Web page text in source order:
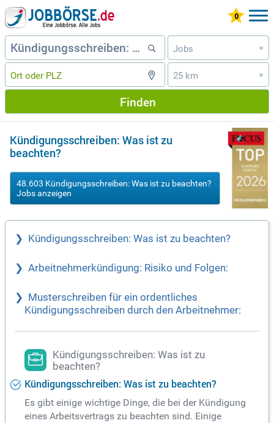
Jobs »
25 km »
Finden
Kündigungsschreiben: Was ist zu
beachten?
48.603 Kündigungsschreiben: Was ist zu beachten?
Jobs anzeigen
Kündigungsschreiben: Was ist zu beachten?
Arbeitnehmerkündigung: Risiko und Folgen:
Musterschreiben für ein ordentliches
Kündigungsschreiben durch den Arbeitnehmer:
Kündigungsschreiben: Was ist zu
beachten?
Kündigungsschreiben: Was ist zu beachten?
Es gibt einige wichtige Dinge, die bei der Kündigung
eines Arbeitsvertrags zu beachten sind. Einige